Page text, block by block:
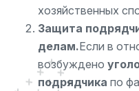
хозяйственных
Защита
делам.Если в
возбуждено
подрядчика по